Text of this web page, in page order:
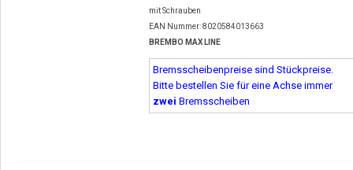
mit Schrauben
EAN Nummer: 8020584013663
BREMBO MAX LINE
Bremsscheibenpreise sind Stückpreise.
Bitte bestellen Sie für eine Achse immer
zwei Bremsscheiben